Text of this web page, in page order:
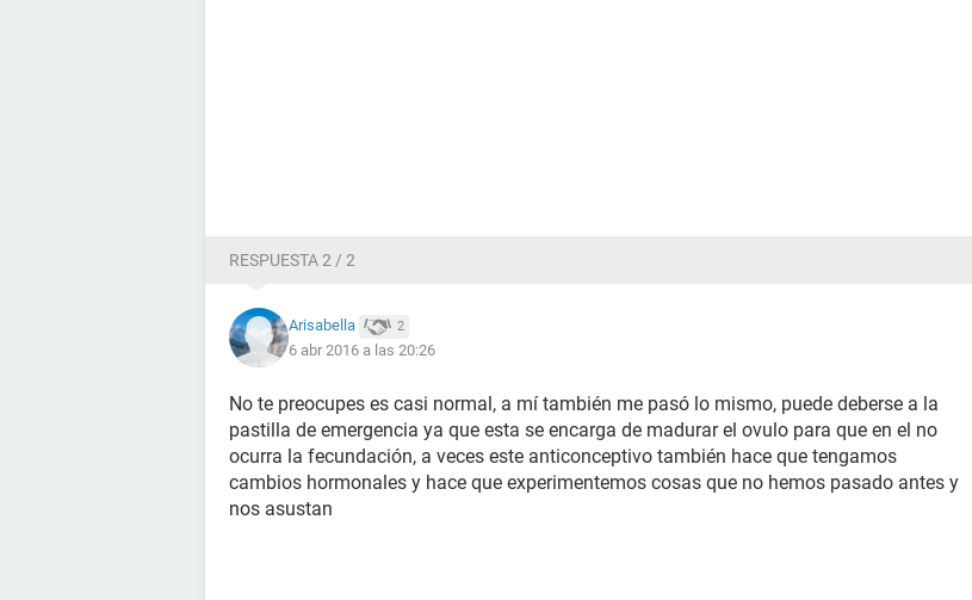
RESPUESTA 2 / 2
Arisabella 2
6 abr 2016 a las 20:26
No te preocupes es casi normal, a mí también me pasó lo mismo, puede deberse a la
pastilla de emergencia ya que esta se encarga de madurar el ovulo para que en el no
ocurra la fecundación, a veces este anticonceptivo también hace que tengamos
cambios hormonales y hace que experimentemos cosas que no hemos pasado antes y
nos asustan